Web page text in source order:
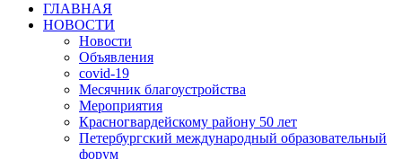
ГЛАВНАЯ
НОВОСТИ
Новости
Объявления
covid-19
Месячник благоустройства
Мероприятия
Красногвардейскому району 50 лет
Петербургский международный образовательный
форум